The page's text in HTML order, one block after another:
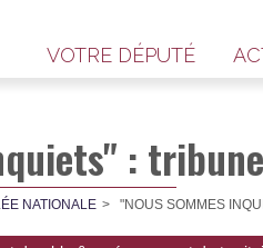
VOTRE DÉPUTÉ
:
NATIONALE "NOUS SOMMES